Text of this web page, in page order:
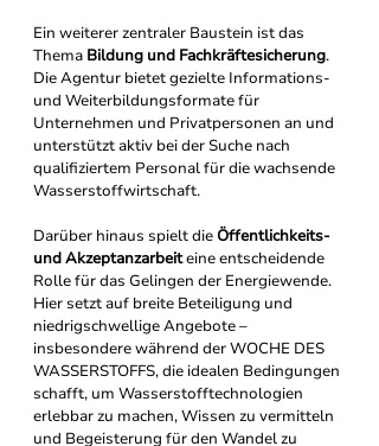
Ein weiterer zentraler Baustein ist das
Thema Bildung und Fachkräftesicherung.
Die Agentur bietet gezielte Informations-
und Weiterbildungsformate für
Unternehmen und Privatpersonen an und
unterstützt aktiv bei der Suche nach
qualifiziertem Personal für die wachsende
Wasserstoffwirtschaft.
Darüber hinaus spielt die Öffentlichkeits-
und Akzeptanzarbeit eine entscheidende
Rolle für das Gelingen der Energiewende.
Hier setzt auf breite Beteiligung und
niedrigschwellige Angebote –
insbesondere während der WOCHE DES
WASSERSTOFFS, die idealen Bedingungen
schafft, um Wasserstofftechnologien
erlebbar zu machen, Wissen zu vermitteln
und Begeisterung für den Wandel zu